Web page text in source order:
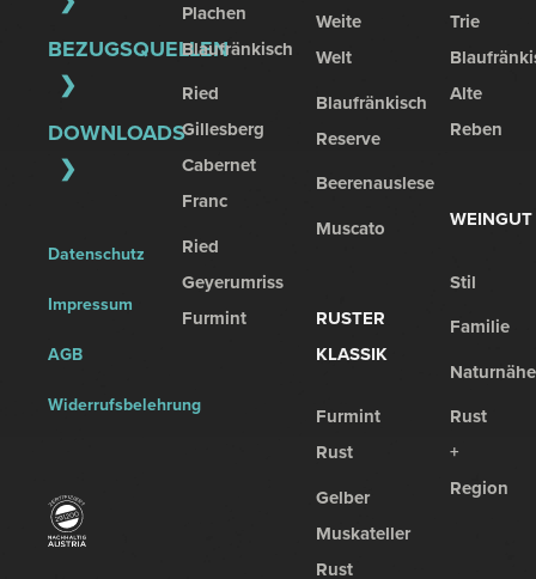
BEZUGSQUELLEN
DOWNLOADS
Datenschutz
Impressum
AGB
Widerrufsbelehrung
Plachen
Blaufränkisch
Ried
Gillesberg
Cabernet
Franc
Ried
Geyerumriss
Furmint
Weite
Welt
Blaufränkisch
Reserve
Beerenauslese
Muscato
RUSTER
KLASSIK
Furmint
Rust
Gelber
Muskateller
Rust
Trie
Alte
Reben
WEINGUT
Stil
Familie
Naturnähe
Rust
+
Region